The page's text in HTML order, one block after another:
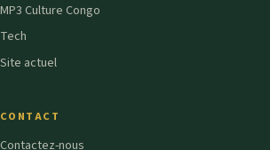
MP3 Culture Congo
Tech
Site actuel
CONTACT
Contactez-nous